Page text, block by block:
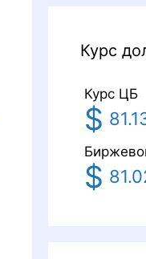
Курс
Курс ЦБ
$
$